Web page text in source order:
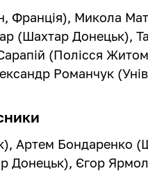
Франція), Микола
(Шахтар Донецьк),
(Полісся
Романчук
Артем Бондаренко
Донецьк), Єгор